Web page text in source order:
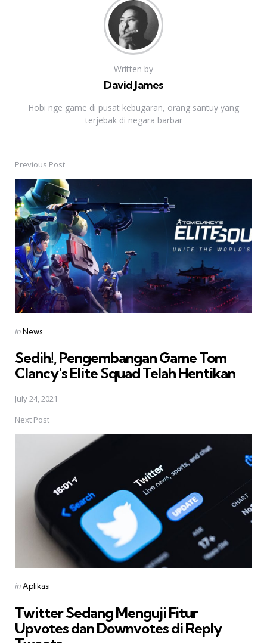
Written by
David James
Hobi nge game di pusat kebugaran, orang santuy yang
terjebak di negara barbar
Post
navigation
Previous Post
Posted
inNews
Sedih!, Pengembangan Game Tom
Clancy's Elite Squad Telah Hentikan
July 24, 2021
Next Post
Posted
inAplikasi
Twitter Sedang Menguji Fitur
Upvotes dan Downvotes di Reply